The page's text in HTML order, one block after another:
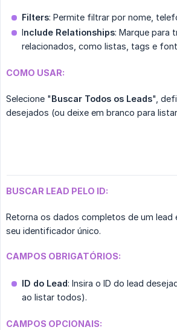
Filters: Permite filtrar por nome,
Include Relationships: Marque para
relacionados, como listas, tags e
COMO USAR:
Selecione "Buscar Todos os Leads",
desejados (ou deixe em branco para
BUSCAR LEAD PELO ID:
Retorna os dados completos de um
seu identificador único.
CAMPOS OBRIGATÓRIOS:
ID do Lead: Insira o ID do lead
ao listar todos).
CAMPOS OPCIONAIS: